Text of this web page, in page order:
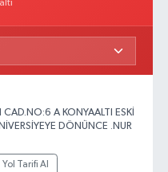
A KONYAALTI ESKİ
DÖNÜNCE .NUR
Yol Tarifi Al